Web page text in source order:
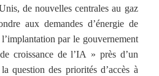
de nouvelles centrales au gaz
aux demandes d’énergie de
par le gouvernement
croissance de l’IA » près d’un
question des priorités d’accès à